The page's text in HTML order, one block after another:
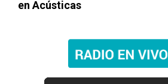
en Acústicas